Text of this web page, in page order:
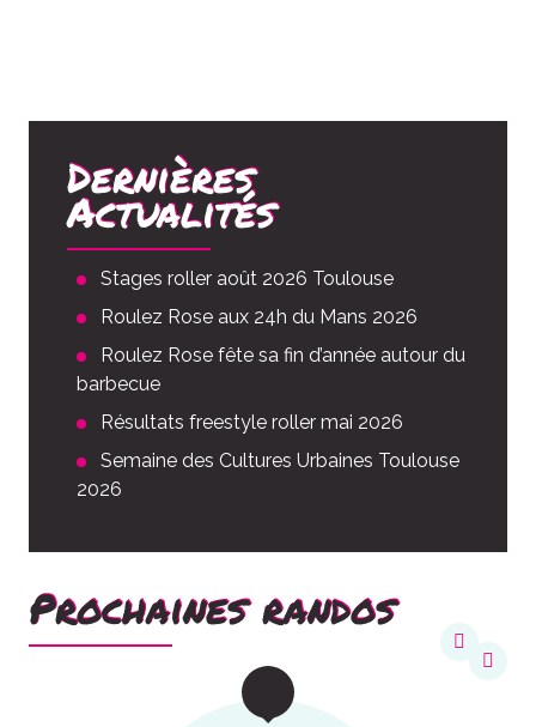
Dernières
Actualités
Stages roller août 2026 Toulouse
Roulez Rose aux 24h du Mans 2026
Roulez Rose fête sa fin d’année autour du
barbecue
Résultats freestyle roller mai 2026
Semaine des Cultures Urbaines Toulouse
2026
Prochaines randos